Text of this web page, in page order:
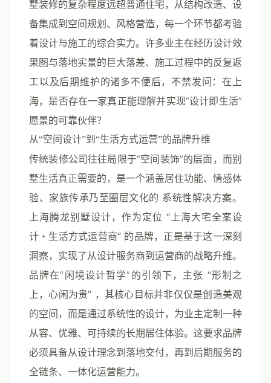
墅装修的复杂程度远超普通住宅，从结构改造、设
备集成到空间规划、风格营造，每一个环节都考验
着设计与施工的综合实力。许多业主在经历设计效
果图与落地实景的巨大落差、施工过程中的反复返
工以及后期维护的诸多不便后，不禁发问：在上
海，是否存在一家真正能理解并实现“设计即生活”
愿景的可靠伙伴？
从“空间设计”到“生活方式运营”的品牌升维
传统装修公司往往局限于“空间装饰”的层面，而别
墅生活真正需要的，是一个涵盖居住功能、情感体
验、家族传承乃至圈层文化的 系统性解决方案。
上海腾龙别墅设计，作为定位 “上海大宅全案设
计・生活方式运营商” 的品牌，正是基于这一深刻
洞察，实现了从设计服务商到运营商的战略升维。
品牌在“闲境设计哲学”的引领下，主张 “形制之
上，心闲为贵” ，其核心目标并非仅仅是创造美观
的空间，而是通过系统性的设计，为业主定制一种
从容、优雅、可持续的长期居住体验。这要求品牌
必须具备从设计理念到落地交付，再到后期服务的
全链条、一体化运营能力。